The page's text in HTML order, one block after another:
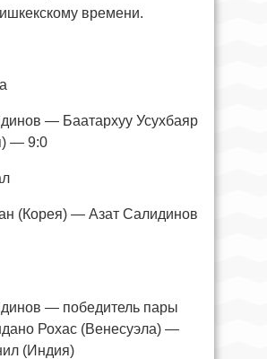
времени.
— Баатархуу Усухбаяр
— 9:0
(Корея) — Азат Салидинов
— победитель пары
Рохас (Венесуэла) —
(Индия)